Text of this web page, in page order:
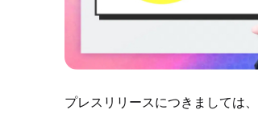
プレスリリースにつきましては